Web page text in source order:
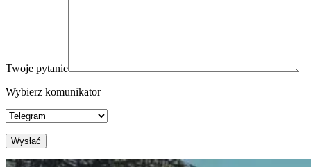
Twoje pytanie
Wybierz komunikator